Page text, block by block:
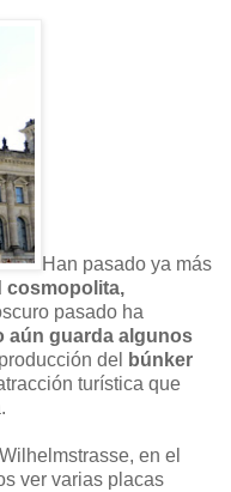
Han pasado ya más
cosmopolita,
pasado ha
aún guarda algunos
del
búnker
turística que
en el
ver varias placas